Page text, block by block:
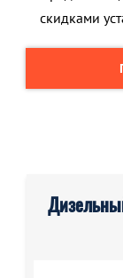
скидками